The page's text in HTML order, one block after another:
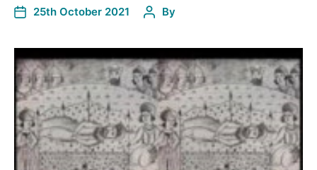
25th October 2021 By